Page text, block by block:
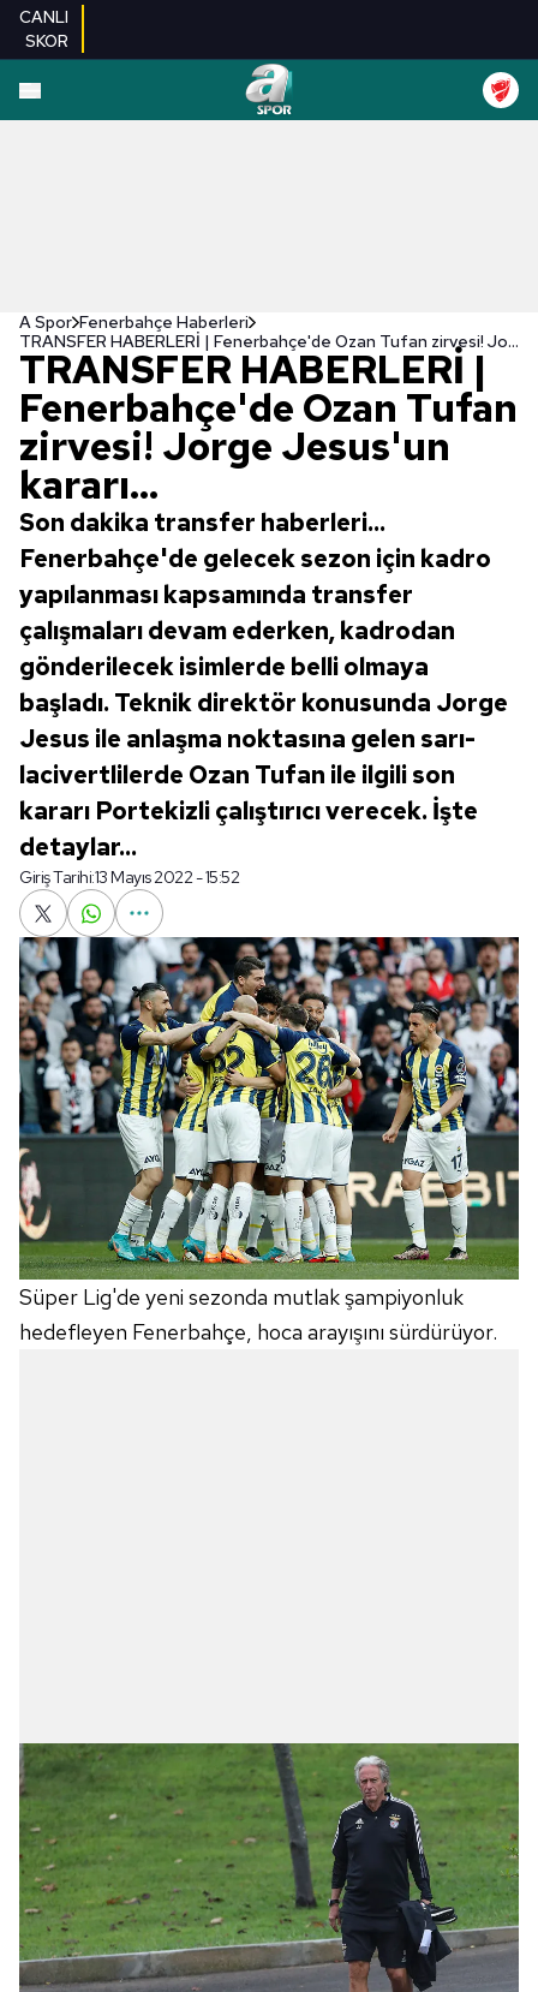
CANLI
SKOR
A Spor Fenerbahçe Haberleri
TRANSFER HABERLERİ | Fenerbahçe'de Ozan Tufan zirvesi! Jorge Jesus'un kararı...
TRANSFER HABERLERİ |
Fenerbahçe'de Ozan Tufan
zirvesi! Jorge Jesus'un
kararı...
Son dakika transfer haberleri...
Fenerbahçe'de gelecek sezon için kadro
yapılanması kapsamında transfer
çalışmaları devam ederken, kadrodan
gönderilecek isimlerde belli olmaya
başladı. Teknik direktör konusunda Jorge
Jesus ile anlaşma noktasına gelen sarı-
lacivertlilerde Ozan Tufan ile ilgili son
kararı Portekizli çalıştırıcı verecek. İşte
detaylar...
Giriş Tarihi:13 Mayıs 2022 - 15:52
Süper Lig'de yeni sezonda mutlak şampiyonluk
hedefleyen Fenerbahçe, hoca arayışını sürdürüyor.